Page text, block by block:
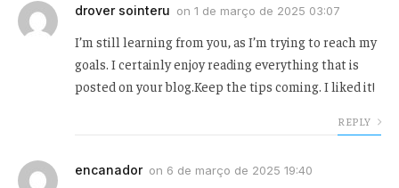
drover sointeru on 1 de março de 2025 03:07
I’m still learning from you, as I’m trying to reach my
goals. I certainly enjoy reading everything that is
posted on your blog.Keep the tips coming. I liked it!
REPLY
encanador on 6 de março de 2025 19:40